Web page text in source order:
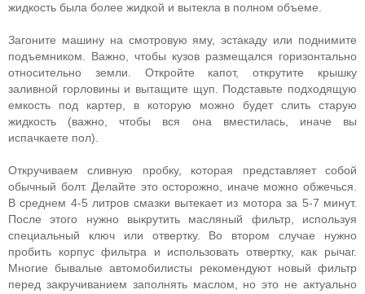
жидкость была более жидкой и вытекла в полном объеме.
Загоните машину на смотровую яму, эстакаду или поднимите
подъемником. Важно, чтобы кузов размещался горизонтально
относительно земли. Откройте капот, открутите крышку
заливной горловины и вытащите щуп. Подставьте подходящую
емкость под картер, в которую можно будет слить старую
жидкость (важно, чтобы вся она вместилась, иначе вы
испачкаете пол).
Откручиваем сливную пробку, которая представляет собой
обычный болт. Делайте это осторожно, иначе можно обжечься.
В среднем 4-5 литров смазки вытекает из мотора за 5-7 минут.
После этого нужно выкрутить масляный фильтр, используя
специальный ключ или отвертку. Во втором случае нужно
пробить корпус фильтра и использовать отвертку, как рычаг.
Многие бывалые автомобилисты рекомендуют новый фильтр
перед закручиванием заполнять маслом, но это не актуально